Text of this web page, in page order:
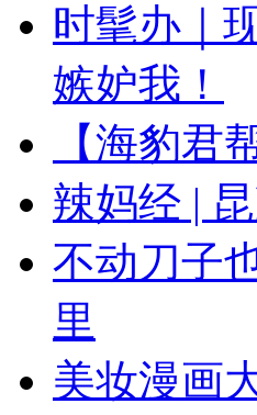
时髦办｜
嫉妒我！
【海豹君
辣妈经 |
不动刀子
里
美妆漫画